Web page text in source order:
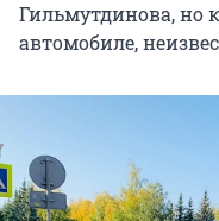
Гильмутдинова, но
автомобиле,